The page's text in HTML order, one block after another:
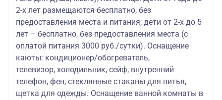
2-х лет размещаются бесплатно, без
предоставления места и питания; дети от 2-х до 5
лет – бесплатно, без предоставления места (с
оплатой питания 3000 руб./сутки). Оснащение
каюты: кондиционер/обогреватель,
телевизор, холодильник, сейф, внутренний
телефон, фен, стеклянные стаканы для питья,
щетка для одежды. Оснащение ванной комнаты в